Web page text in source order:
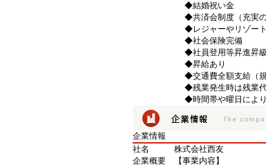
◆結婚祝い金
◆共済会制度（充実
◆レジャーやリゾー
◆社会保険完備
◆社員登用等昇進昇
◆昇給あり
◆交通費全額支給（規
◆残業発生時は残業
◆時間帯や曜日によ
企業情報
社名
株式会社西友
企業概要
【事業内容】